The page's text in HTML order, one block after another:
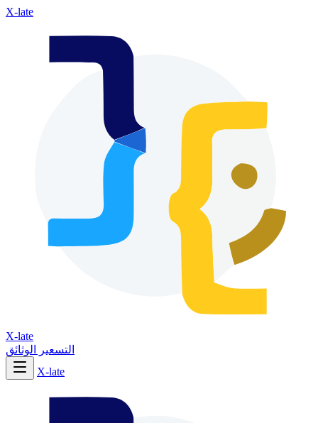
X-late
X-late
التسعير
الوثائق
X-late